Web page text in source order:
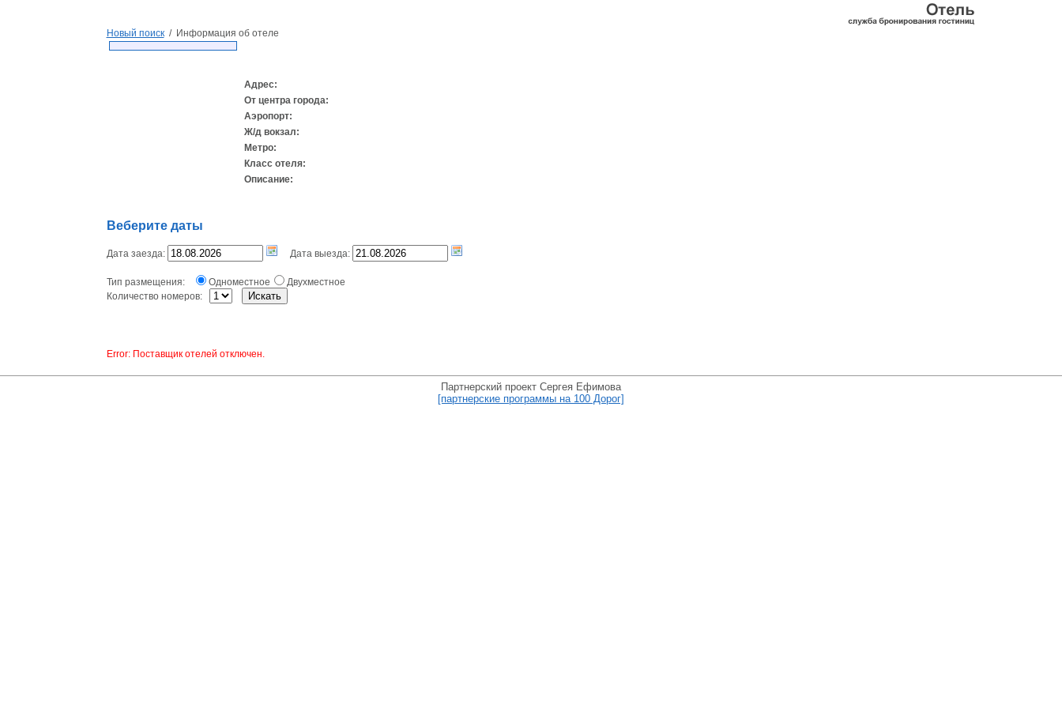
Новый поиск/ Информация об отеле
Адрес:
От центра города:
Аэропорт:
Ж/д вокзал:
Метро:
Класс отеля:
Описание:
Веберите даты
Дата заезда: Дата выезда:
Тип размещения: Одноместное
Двухместное
Количество номеров:
Error: Поставщик отелей отключен.
Партнерский проект Сергея Ефимова
[партнерские программы на 100 Дорог]